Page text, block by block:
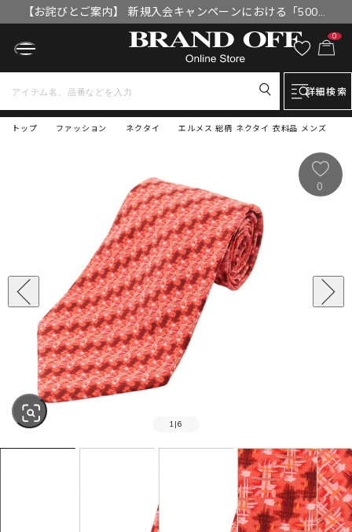
【お詫びとご案内】 新規入会キャンペーンにおける「500円
OFFクーポン」付与漏れと補填について
0
詳細検索
トップ エルメス 総柄 ネクタイ 衣料品 メンズ
ファッション ネクタイ
1 |6
0